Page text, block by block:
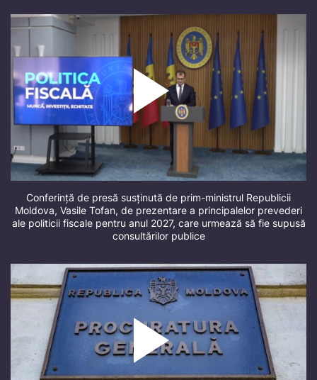
Conferință de presă susținută de prim-ministrul Republicii
Moldova, Vasile Tofan, de prezentare a principalelor prevederi
ale politicii fiscale pentru anul 2027, care urmează să fie supusă
consultărilor publice